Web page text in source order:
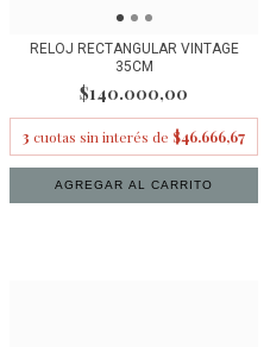
RELOJ RECTANGULAR VINTAGE
35CM
$140.000,00
3 cuotas sin interés de $46.666,67